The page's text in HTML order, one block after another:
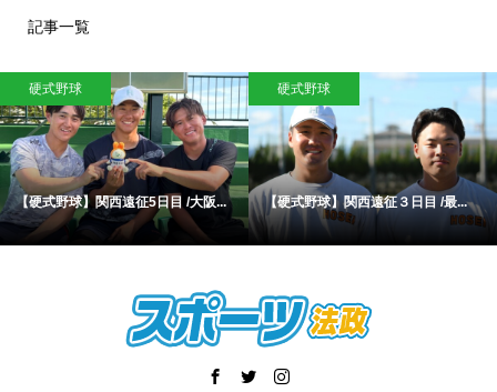
記事一覧
硬式野球
【硬式野球】関西遠征5日目 /大阪...
硬式野球
【硬式野球】関西遠征３日目 /最...